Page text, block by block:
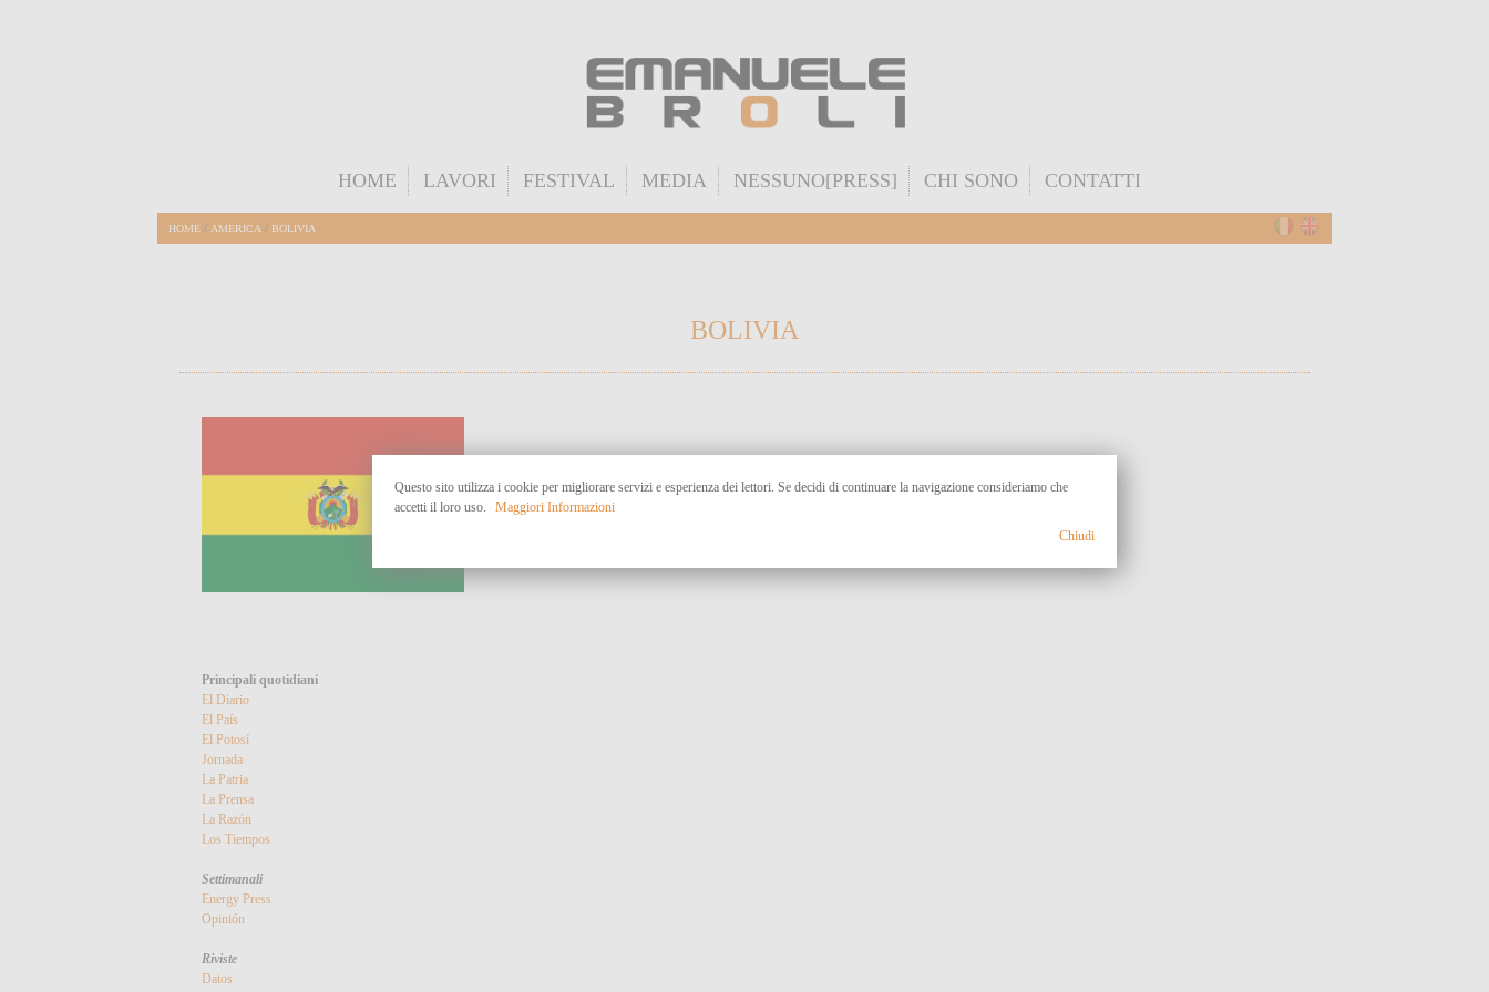
HOME LAVORI FESTIVAL MEDIA NESSUNO[PRESS] CHI SONO CONTATTI
HOME / AMERICA / BOLIVIA
BOLIVIA
Principali quotidiani
El Diario
El País
El Potosí
Jornada
La Patria
La Prensa
La Razón
Los Tiempos
Settimanali
Energy Press
Opinión
Riviste
Datos
Questo sito utilizza i cookie per migliorare servizi e esperienza dei lettori. Se decidi di continuare la navigazione consideriamo che
accetti il loro uso.
Maggiori Informazioni
Chiudi